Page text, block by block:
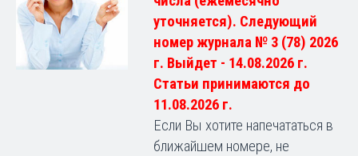
уточняется). Следующий
номер журнала № 3 (78) 2026
г. Выйдет - 14.08.2026 г.
Статьи принимаются до
11.08.2026 г.
Если Вы хотите напечататься в
ближайшем номере, не